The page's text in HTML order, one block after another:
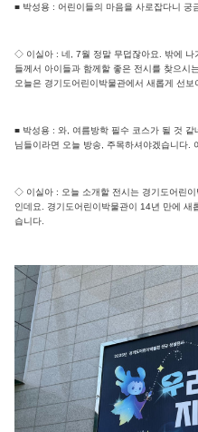
■ 박성용 : 어린이들의 마음을 사로잡다니 궁
◇ 이실아 : 네, 7월 정말 무덥잖아요. 밖에 나
들께서 아이들과 함께할 좋은 전시를 찾으시
오늘은 경기도어린이박물관에서 새롭게 선보
■ 박성용 : 와, 여름방학 필수 코스가 될 것
님들이라면 오늘 방송, 주목하셔야겠습니다.
◇ 이실아 : 오늘 소개할 전시는 경기도어린이
인데요. 경기도어린이박물관이 14년 만에
습니다.